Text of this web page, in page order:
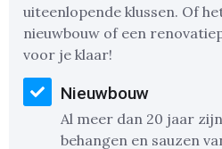
uiteenlopende klussen. Of
nieuwbouw of een
voor je klaar!
Nieuwbouw
Al meer dan 20 jaar
behangen en sauzen